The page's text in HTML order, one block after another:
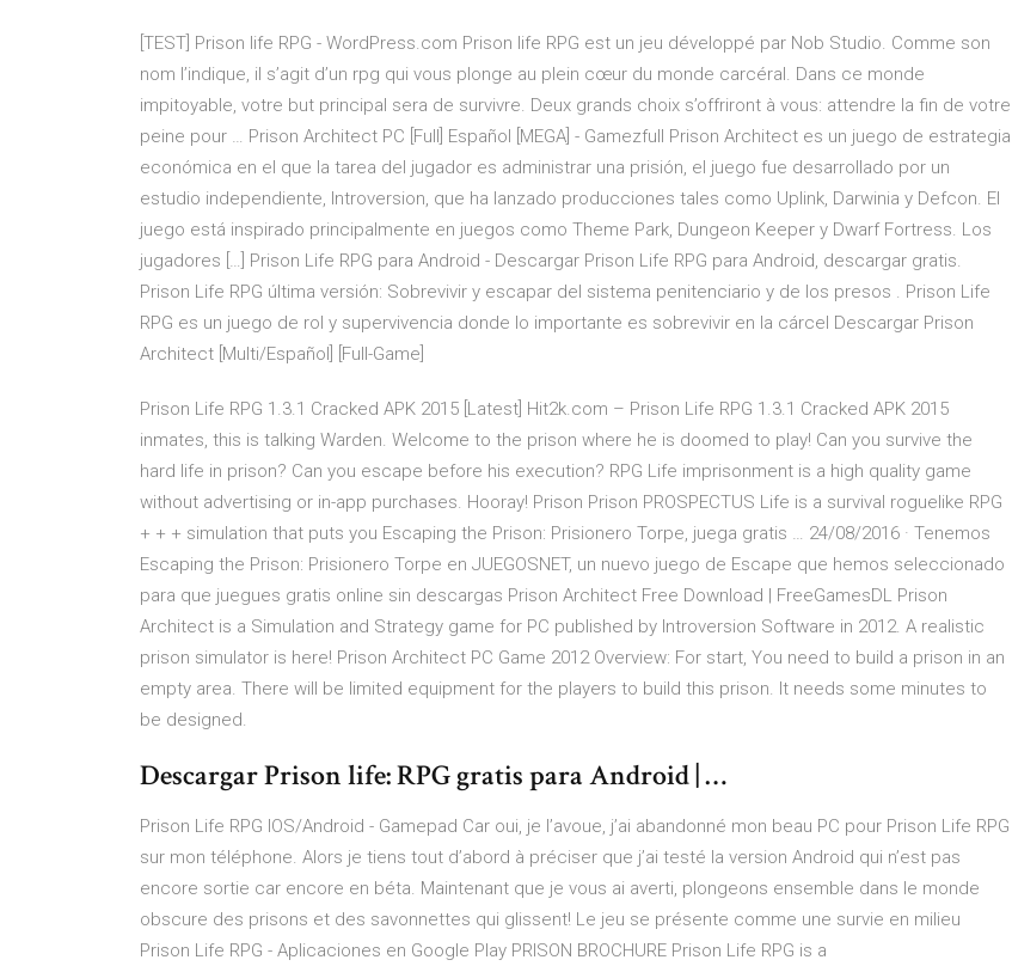
[TEST] Prison life RPG - WordPress.com Prison life RPG est un jeu développé par Nob Studio. Comme son
nom l’indique, il s’agit d’un rpg qui vous plonge au plein cœur du monde carcéral. Dans ce monde
impitoyable, votre but principal sera de survivre. Deux grands choix s’offriront à vous: attendre la fin de votre
peine pour … Prison Architect PC [Full] Español [MEGA] - Gamezfull Prison Architect es un juego de estrategia
económica en el que la tarea del jugador es administrar una prisión, el juego fue desarrollado por un
estudio independiente, Introversion, que ha lanzado producciones tales como Uplink, Darwinia y Defcon. El
juego está inspirado principalmente en juegos como Theme Park, Dungeon Keeper y Dwarf Fortress. Los
jugadores […] Prison Life RPG para Android - Descargar Prison Life RPG para Android, descargar gratis.
Prison Life RPG última versión: Sobrevivir y escapar del sistema penitenciario y de los presos . Prison Life
RPG es un juego de rol y supervivencia donde lo importante es sobrevivir en la cárcel Descargar Prison
Architect [Multi/Español] [Full-Game]
Prison Life RPG 1.3.1 Cracked APK 2015 [Latest] Hit2k.com – Prison Life RPG 1.3.1 Cracked APK 2015
inmates, this is talking Warden. Welcome to the prison where he is doomed to play! Can you survive the
hard life in prison? Can you escape before his execution? RPG Life imprisonment is a high quality game
without advertising or in-app purchases. Hooray! Prison Prison PROSPECTUS Life is a survival roguelike RPG
+ + + simulation that puts you Escaping the Prison: Prisionero Torpe, juega gratis … 24/08/2016 · Tenemos
Escaping the Prison: Prisionero Torpe en JUEGOSNET, un nuevo juego de Escape que hemos seleccionado
para que juegues gratis online sin descargas Prison Architect Free Download | FreeGamesDL Prison
Architect is a Simulation and Strategy game for PC published by Introversion Software in 2012. A realistic
prison simulator is here! Prison Architect PC Game 2012 Overview: For start, You need to build a prison in an
empty area. There will be limited equipment for the players to build this prison. It needs some minutes to
be designed.
Descargar Prison life: RPG gratis para Android | …
Prison Life RPG IOS/Android - Gamepad Car oui, je l’avoue, j’ai abandonné mon beau PC pour Prison Life RPG
sur mon téléphone. Alors je tiens tout d’abord à préciser que j’ai testé la version Android qui n’est pas
encore sortie car encore en béta. Maintenant que je vous ai averti, plongeons ensemble dans le monde
obscure des prisons et des savonnettes qui glissent! Le jeu se présente comme une survie en milieu
Prison Life RPG - Aplicaciones en Google Play PRISON BROCHURE Prison Life RPG is a